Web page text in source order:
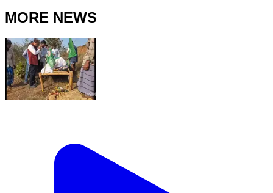
MORE NEWS